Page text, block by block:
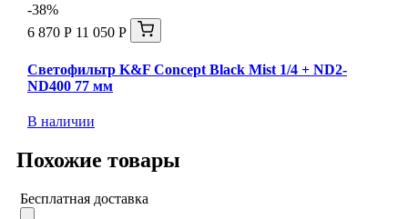
-38%
6 870 Р 11 050 Р
Светофильтр K&F Concept Black Mist 1/4 + ND2-
ND400 77 мм
В наличии
Похожие товары
Бесплатная доставка